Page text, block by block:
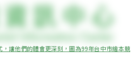
讓他們的體會更深刻，圖為99年台中市繪本競